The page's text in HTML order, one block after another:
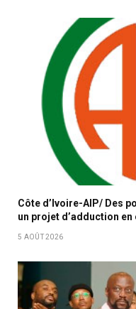
Côte d’Ivoire-AIP/ Des
un projet d’adduction en
5 AOÛT 2026